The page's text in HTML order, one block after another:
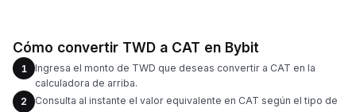
Cómo convertir TWD a CAT en Bybit
1
Ingresa el monto de TWD que deseas convertir a CAT en la
calculadora de arriba.
2
Consulta al instante el valor equivalente en CAT según el tipo de